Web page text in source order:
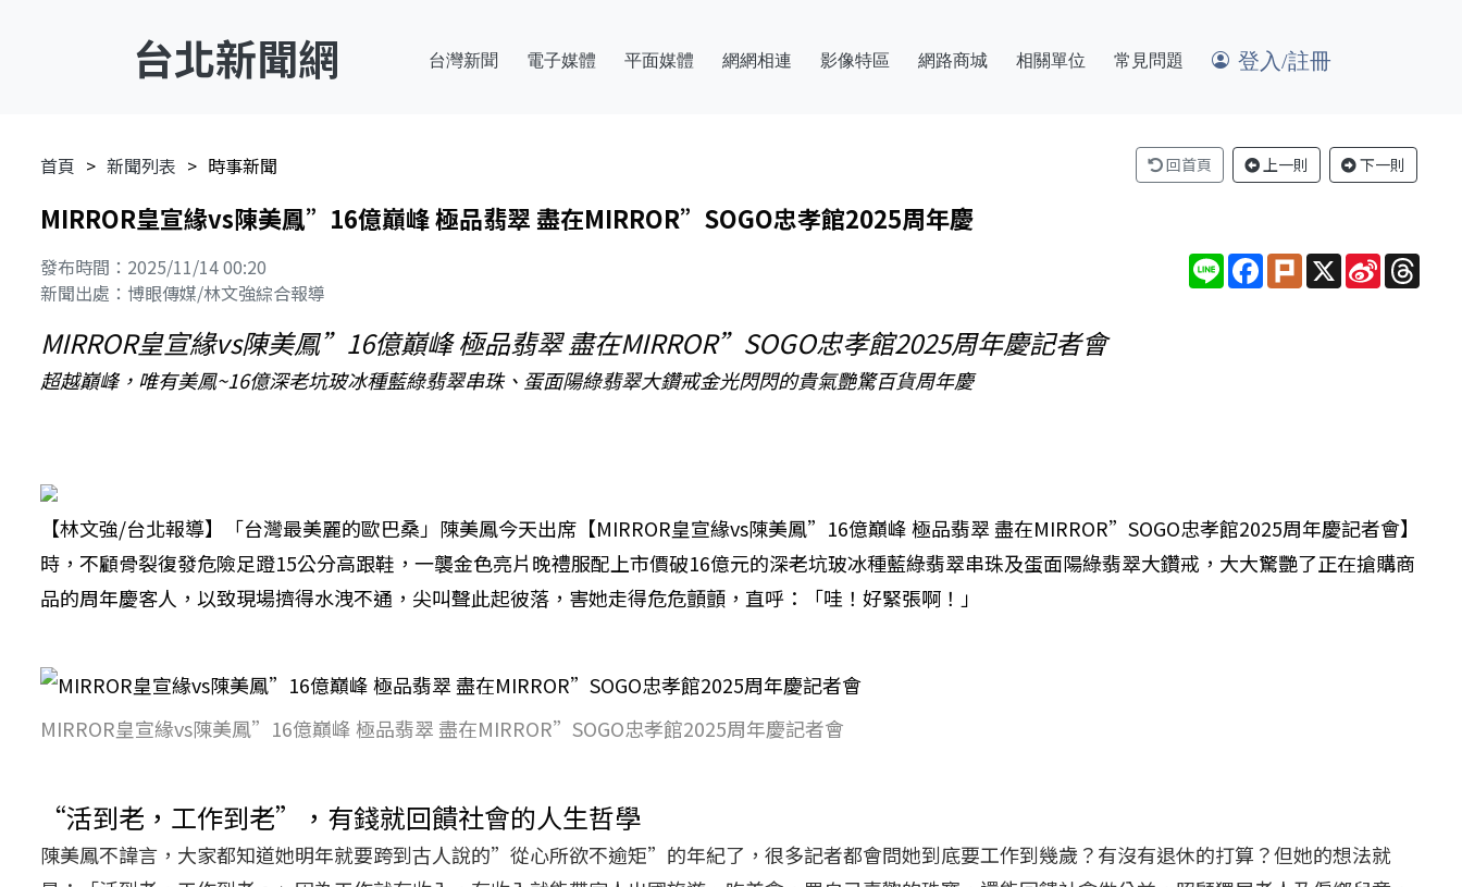
台北新聞網 台灣新聞 電子媒體 平面媒體 網網相連 影像特區 網路商城 相關單位 常見問題 登入/註冊
首頁 新聞列表 時事新聞 回首頁 上一則 下一則
MIRROR皇宣緣vs陳美鳳”16億巔峰 極品翡翠 盡在MIRROR”SOGO忠孝館2025周年慶
發布時間：2025/11/14 00:20
新聞出處：博眼傳媒/林文強綜合報導
Line Facebook
PlurkX Sina
Weibo
MIRROR皇宣緣vs陳美鳳”16億巔峰 極品翡翠 盡在MIRROR”SOGO忠孝館2025周年慶記者會
超越巔峰，唯有美鳳~16億深老坑玻冰種藍綠翡翠串珠、蛋面陽綠翡翠大鑽戒金光閃閃的貴氣艷驚百貨周年慶
【林文強/台北報導】「台灣最美麗的歐巴桑」陳美鳳今天出席【MIRROR皇宣緣vs陳美鳳”16億巔峰 極品翡翠 盡在MIRROR”SOGO忠孝館2025周年慶記者會】
時，不顧骨裂復發危險足蹬15公分高跟鞋，一襲金色亮片晚禮服配上市價破16億元的深老坑玻冰種藍綠翡翠串珠及蛋面陽綠翡翠大鑽戒，大大驚艷了正在搶購商
品的周年慶客人，以致現場擠得水洩不通，尖叫聲此起彼落，害她走得危危顫顫，直呼：「哇！好緊張啊！」
MIRROR皇宣緣vs陳美鳳”16億巔峰 極品翡翠 盡在MIRROR”SOGO忠孝館2025周年慶記者會
“活到老，工作到老”，有錢就回饋社會的人生哲學
陳美鳳不諱言，大家都知道她明年就要跨到古人說的”從心所欲不逾矩”的年紀了，很多記者都會問她到底要工作到幾歲？有沒有退休的打算？但她的想法就